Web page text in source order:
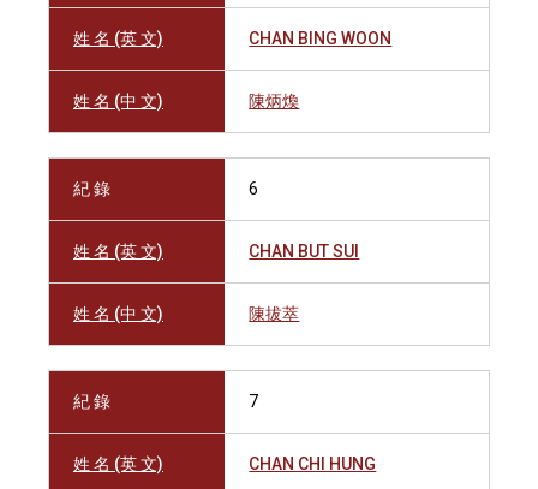
姓 名 (英 文) CHAN BING WOON
姓 名 (中 文) 陳炳煥
紀 錄 6
姓 名 (英 文) CHAN BUT SUI
姓 名 (中 文) 陳拔萃
紀 錄 7
姓 名 (英 文) CHAN CHI HUNG